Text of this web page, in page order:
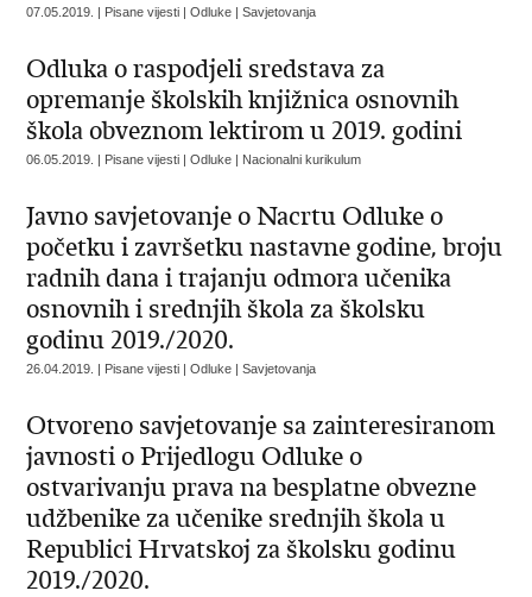
07.05.2019. | Pisane vijesti | Odluke | Savjetovanja
Odluka o raspodjeli sredstava za
opremanje školskih knjižnica osnovnih
škola obveznom lektirom u 2019. godini
06.05.2019. | Pisane vijesti | Odluke | Nacionalni kurikulum
Javno savjetovanje o Nacrtu Odluke o
početku i završetku nastavne godine, broju
radnih dana i trajanju odmora učenika
osnovnih i srednjih škola za školsku
godinu 2019./2020.
26.04.2019. | Pisane vijesti | Odluke | Savjetovanja
Otvoreno savjetovanje sa zainteresiranom
javnosti o Prijedlogu Odluke o
ostvarivanju prava na besplatne obvezne
udžbenike za učenike srednjih škola u
Republici Hrvatskoj za školsku godinu
2019./2020.